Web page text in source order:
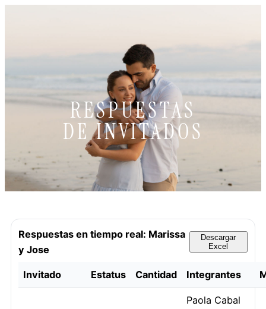
RESPUESTAS
DE INVITADOS
Respuestas en tiempo real: Marissa
y Jose
Descargar
Excel
Invitado Estatus Cantidad Integrantes
Paola Cabal